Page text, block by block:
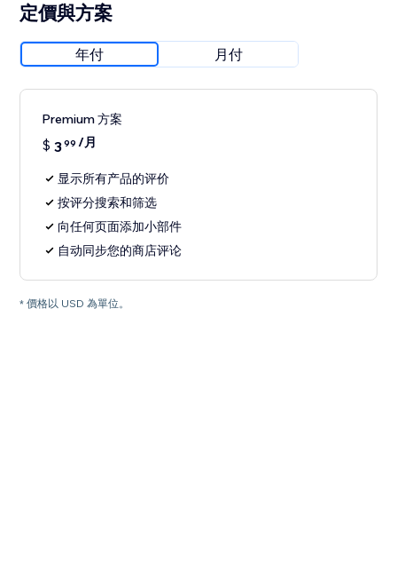
定價與方案
年付 月付
Premium 方案
$ 399 /月
显示所有产品的评价
按评分搜索和筛选
向任何页面添加小部件
自动同步您的商店评论
* 價格以 USD 為單位。